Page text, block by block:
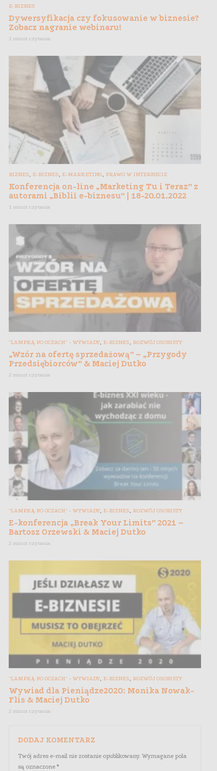
E-BIZNES
Dywersyfikacja czy fokusowanie w biznesie?
Zobacz nagranie webinaru!
1 minut czytania
BIZNES E-BIZNES E-MARKETING PRAWO W INTERNECIE
Konferencja on-line „Marketing Tu i Teraz” z
autorami „Biblii e-biznesu” | 18-20.01.2022
1 minut czytania
"LAMPKĄ PO OCZACH" - WYWIADY, E-BIZNES, ROZWÓJ OSOBISTY
„Wzór na ofertę sprzedażową” – „Przygody
Przedsiębiorców” & Maciej Dutko
2 minut czytania
"LAMPKĄ PO OCZACH" - WYWIADY, E-BIZNES ROZWÓJ OSOBISTY
E-konferencja „Break Your Limits” 2021 –
Bartosz Orzewski & Maciej Dutko
2 minut czytania
"LAMPKĄ PO OCZACH" - WYWIADY, E-BIZNES, ROZWÓJ OSOBISTY
Wywiad dla Pieniądze2020: Monika Nowak-
Flis & Maciej Dutko
2 minut czytania
DODAJ KOMENTARZ
Twój adres e-mail nie zostanie opublikowany. Wymagane pola
są oznaczone *